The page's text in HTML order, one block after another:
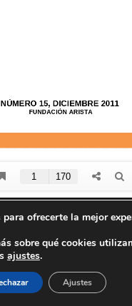
+
| © Todos los derechos
Arista - Aviso Legal
- Política de
ofrecerte la mejor
sobre qué cookies
ajustes.
Ajustes